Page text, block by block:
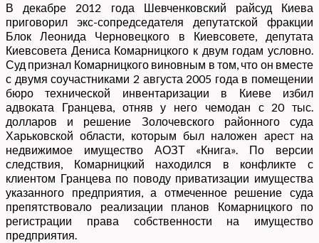
В декабре 2012 года Шевченковский райсуд Киева
приговорил экс-сопредседателя депутатской фракции
Блок Леонида Черновецкого в Киевсовете, депутата
Киевсовета Дениса Комарницкого к двум годам условно.
Суд признал Комарницкого виновным в том, что он вместе
с двумя соучастниками 2 августа 2005 года в помещении
бюро технической инвентаризации в Киеве избил
адвоката Гранцева, отняв у него чемодан с 20 тыс.
долларов и решение Золочевского районного суда
Харьковской области, которым был наложен арест на
недвижимое имущество АОЗТ «Книга». По версии
следствия, Комарницкий находился в конфликте с
клиентом Гранцева по поводу приватизации имущества
указанного предприятия, а отмеченное решение суда
препятствовало реализации планов Комарницкого по
регистрации права собственности на имущество
предприятия.